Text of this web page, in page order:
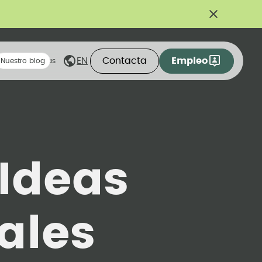
compartidas
Nuestro blog EN Contacta Empleo
Ideas